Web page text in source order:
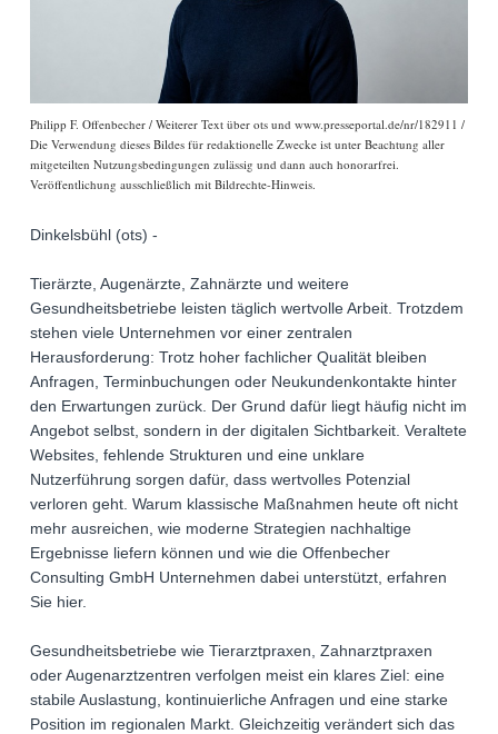
Philipp F. Offenbecher / Weiterer Text über ots und www.presseportal.de/nr/182911 /
Die Verwendung dieses Bildes für redaktionelle Zwecke ist unter Beachtung aller
mitgeteilten Nutzungsbedingungen zulässig und dann auch honorarfrei.
Veröffentlichung ausschließlich mit Bildrechte-Hinweis.
Dinkelsbühl (ots) -
Tierärzte, Augenärzte, Zahnärzte und weitere
Gesundheitsbetriebe leisten täglich wertvolle Arbeit. Trotzdem
stehen viele Unternehmen vor einer zentralen
Herausforderung: Trotz hoher fachlicher Qualität bleiben
Anfragen, Terminbuchungen oder Neukundenkontakte hinter
den Erwartungen zurück. Der Grund dafür liegt häufig nicht im
Angebot selbst, sondern in der digitalen Sichtbarkeit. Veraltete
Websites, fehlende Strukturen und eine unklare
Nutzerführung sorgen dafür, dass wertvolles Potenzial
verloren geht. Warum klassische Maßnahmen heute oft nicht
mehr ausreichen, wie moderne Strategien nachhaltige
Ergebnisse liefern können und wie die Offenbecher
Consulting GmbH Unternehmen dabei unterstützt, erfahren
Sie hier.
Gesundheitsbetriebe wie Tierarztpraxen, Zahnarztpraxen
oder Augenarztzentren verfolgen meist ein klares Ziel: eine
stabile Auslastung, kontinuierliche Anfragen und eine starke
Position im regionalen Markt. Gleichzeitig verändert sich das